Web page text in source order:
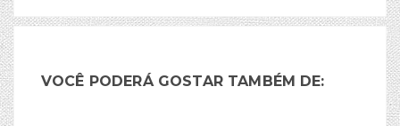
VOCÊ PODERÁ GOSTAR TAMBÉM DE: